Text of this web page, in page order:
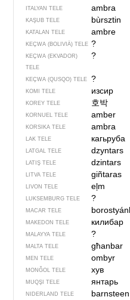
ITALYAN TELE ambra
KAŞUB TELE bùrsztin
KATALAN TELE ambre
KEÇWA (BOLIVIÄ) TELE ?
KEÇWA (EKVADOR)
TELE
?
KEÇWA (QUSQO) TELE ?
KOMI TELE изсир
KOREY TELE 호박
KORNUEL TELE amber
KORSIKA TELE ambra
LAK TELE кагьруба
LATGAL TELE dzyntars
LATIŞ TELE dzintars
LITVA TELE giñtaras
LIVON TELE eļm
LUKSEMBURG TELE ?
MACAR TELE
MAKEDON TELE килибар
MALAYYA TELE ?
MALTA TELE għanbar
MEN TELE ombyr
MONĞOL TELE хув
MUQŞI TELE янтарь
NIDERLAND TELE barnsteen